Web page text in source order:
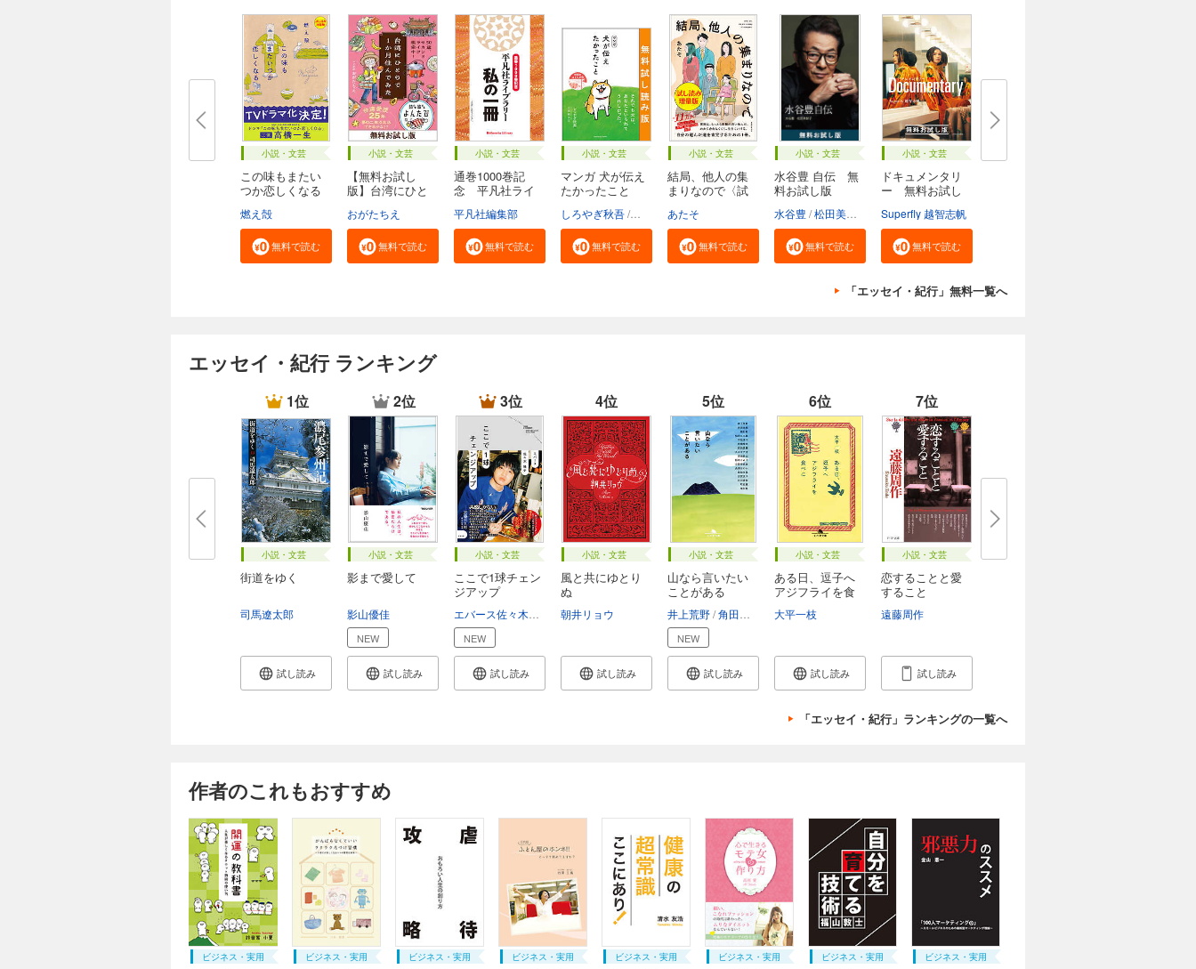
小説・文芸
この味もまたい
つか恋しくなる
燃え殻
無料で読む
小説・文芸
【無料お試し
版】台湾にひと
おがたちえ
無料で読む
小説・文芸
通巻1000巻記
念 平凡社ライ
平凡社編集部
無料で読む
小説・文芸
マンガ 犬が伝え
たかったこと
しろやぎ秋吾 三浦健太
無料で読む
小説・文芸
結局、他人の集
まりなので〈試
あたそ
無料で読む
小説・文芸
水谷豊 自伝 無
料お試し版
水谷豊 松田美智子
無料で読む
小説・文芸
ドキュメンタリ
ー 無料お試し
Superfly 越智志帆
無料で読む
「エッセイ・紀行」無料一覧へ
エッセイ・紀行 ランキング
1位
小説・文芸
街道をゆく
司馬遼太郎
試し読み
2位
小説・文芸
影まで愛して
影山優佳
NEW
試し読み
3位
小説・文芸
ここで1球チェン
ジアップ
NEW
試し読み
4位
小説・文芸
風と共にゆとり
ぬ
朝井リョウ
試し読み
5位
小説・文芸
山なら言いたい
ことがある
井上荒野 角田光代 町田康 唯川恵
NEW
試し読み
6位
小説・文芸
ある日、逗子へ
アジフライを食
大平一枝
試し読み
7位
小説・文芸
恋することと愛
すること
遠藤周作
試し読み
「エッセイ・紀行」ランキングの一覧へ
作者のこれもおすすめ
ビジネス・実用 ビジネス・実用 ビジネス・実用 ビジネス・実用 ビジネス・実用 ビジネス・実用 ビジネス・実用 ビジネス・実用